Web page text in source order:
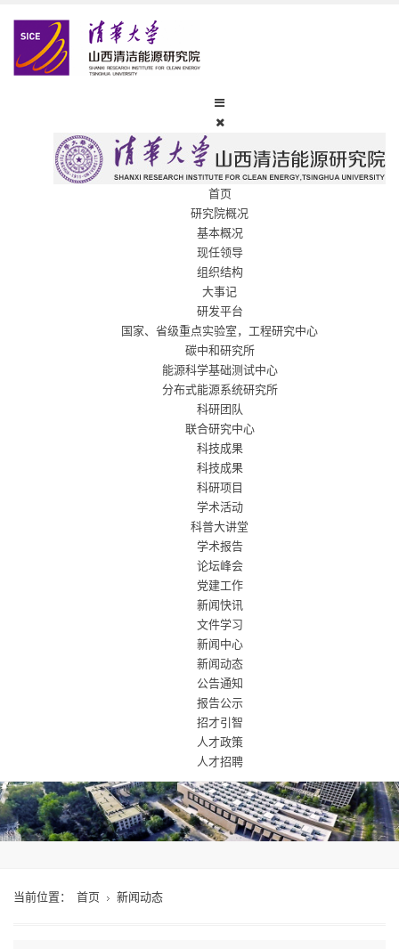
首页
研究院概况
基本概况
现任领导
组织结构
大事记
研发平台
国家、省级重点实验室，工程研究中心
碳中和研究所
能源科学基础测试中心
分布式能源系统研究所
科研团队
联合研究中心
科技成果
科技成果
科研项目
学术活动
科普大讲堂
学术报告
论坛峰会
党建工作
新闻快讯
文件学习
新闻中心
新闻动态
公告通知
报告公示
招才引智
人才政策
人才招聘
当前位置： 首页 新闻动态